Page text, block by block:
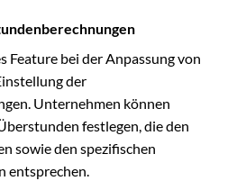
Feature bei der Anpassung von
der
Unternehmen können
festlegen, die den
sowie den spezifischen
entsprechen.